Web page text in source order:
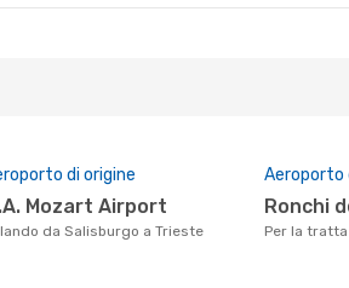
di origine
W.A. Mozart Airport
da Salisburgo a Trieste
Aeroporto
Ronchi
Per la